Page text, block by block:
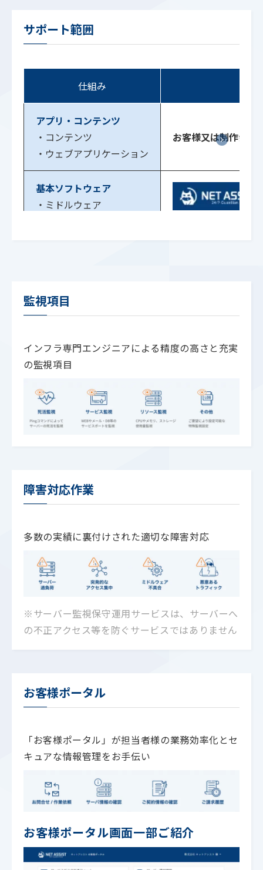
サポート範囲
仕組み
アプリ・コンテンツ
・コンテンツ
・ウェブアプリケーション
お客様又は制作会社
基本ソフトウェア
・ミドルウェア
・ネットワーク
監視項目
インフラ専門エンジニアによる精度の高さと充実
の監視項目
障害対応作業
多数の実績に裏付けされた適切な障害対応
※サーバー監視保守運用サービスは、サーバーへ
の不正アクセス等を防ぐサービスではありません
お客様ポータル
「お客様ポータル」が担当者様の業務効率化とセ
キュアな情報管理をお手伝い
お客様ポータル画面一部ご紹介